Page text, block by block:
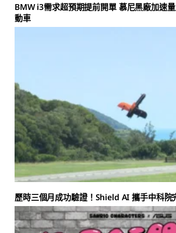
BMW i3需求超預期提前開單 慕尼黑廠加速
動車
歷時三個月成功驗證！Shield AI 攜手中科院